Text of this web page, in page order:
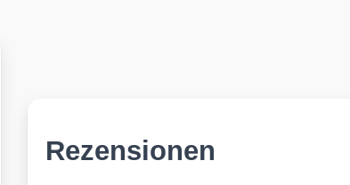
Rezensionen